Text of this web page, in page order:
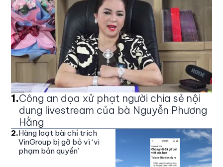
1.Công an dọa xử phạt người chia sẻ nội
dung livestream của bà Nguyễn Phương
Hằng
2.Hàng loạt bài chỉ trích
VinGroup bị gỡ bỏ vì ‘vi
phạm bản quyền’